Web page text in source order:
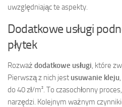
uwzględniając te aspekty.
Dodatkowe usługi
płytek
Rozważ dodatkowe usługi , które
Pierwszą z nich jest usuwanie kleju
do 40 zł/m². To czasochłonny
narzędzi. Kolejnym ważnym